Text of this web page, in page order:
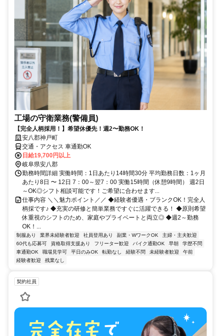
工場の守衛業務(警備員)
【完全人柄採用！】希望休優先！週2〜勤務OK！
安八郡神戸町
交通・アクセス 車通勤OK
日給19,700円以上
岐阜県安八郡
勤務時間詳細 実働時間：1日あたり14時間30分 平均勤務日数：1ヶ月
あたり8日 〜 12日 7：00～翌7：00 実働15時間（休憩9時間） 週2日
～OK◎シフト相談可能です！ご希望に合わせます...
仕事内容 ＼＼魅力ポイント／／ ◆経験者優遇・ブランクOK！完全人
柄採です♪ ◆充実の研修と簡単業務ですぐに活躍できる！ ◆原則希望
休重視のシフトのため、家庭やプライベートと両立◎ ◆週2～勤務
OK！...
制服あり 業界未経験者歓迎 社員登用あり 副業・WワークOK
主婦・主夫歓迎
60代も応募可
資格取得支援あり フリーター歓迎 バイク通勤OK 早朝
学歴不問
車通勤OK
職場見学可 平日のみOK 転勤なし 経験不問 未経験者歓迎
午前
経験者歓迎
残業なし
契約社員